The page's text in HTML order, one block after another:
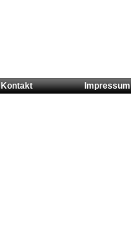
Kontakt Impressum